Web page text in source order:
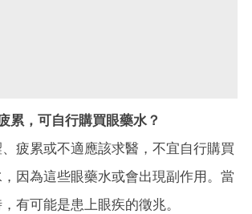
累，可自行購買眼藥水？
疲累或不適應該求醫，不宜自行購買
因為這些眼藥水或會出現副作用。當
有可能是患上眼疾的徵兆。